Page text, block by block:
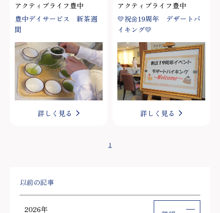
アクティブライフ豊中
豊中デイサービス 新茶週
間
詳しく見る
アクティブライフ豊中
💛祝🌼19周年 デザートバ
イキング💛
詳しく見る
1
以前の記事
2026年